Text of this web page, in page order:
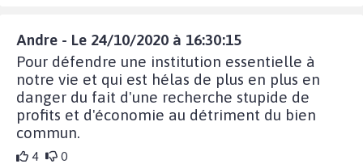
Andre - Le 24/10/2020 à 16:30:15
Pour défendre une institution essentielle à
notre vie et qui est hélas de plus en plus en
danger du fait d'une recherche stupide de
profits et d'économie au détriment du bien
commun.
4 0